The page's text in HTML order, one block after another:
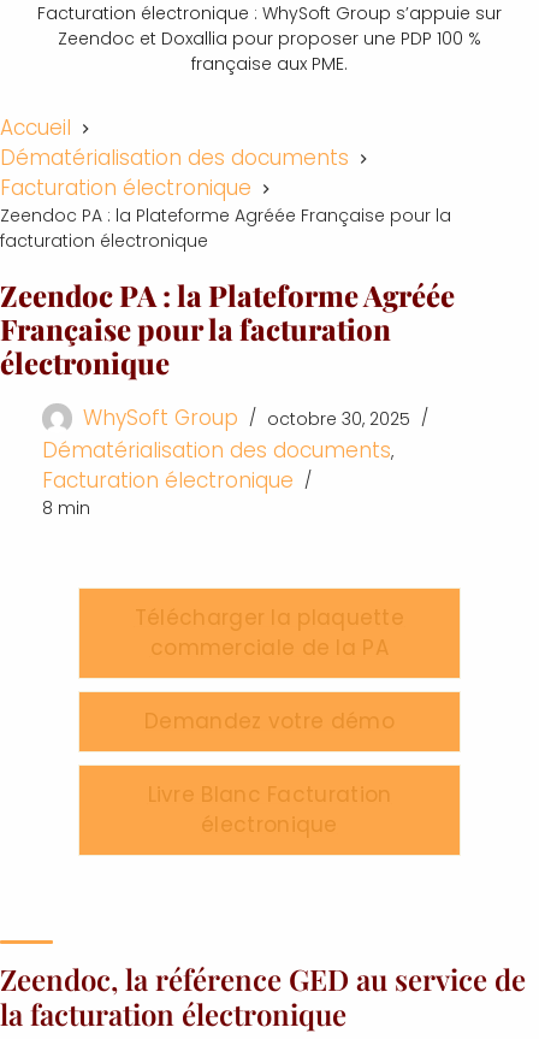
Facturation électronique : WhySoft Group s’appuie sur
Zeendoc et Doxallia pour proposer une PDP 100 %
française aux PME.
Accueil
Dématérialisation des documents
Facturation électronique
Zeendoc PA : la Plateforme Agréée Française pour la
facturation électronique
Zeendoc PA : la Plateforme Agréée
Française pour la facturation
électronique
WhySoft Group octobre 30, 2025
Dématérialisation des documents,
Facturation électronique
8 min
Télécharger la plaquette
commerciale de la PA
Demandez votre démo
Livre Blanc Facturation
électronique
Zeendoc, la référence GED au service de
la facturation électronique